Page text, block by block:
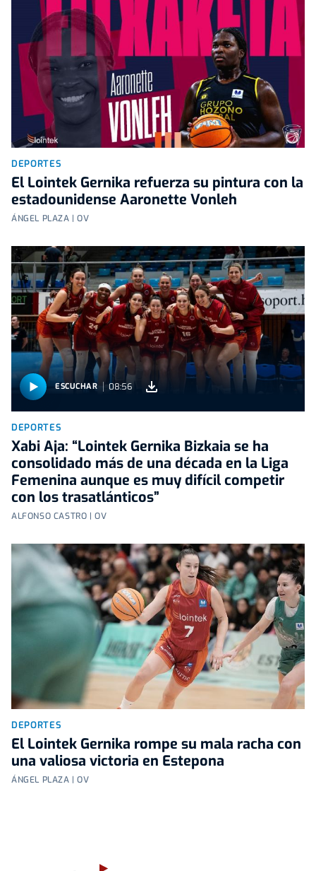
DEPORTES
El Lointek Gernika refuerza su pintura con la
estadounidense Aaronette Vonleh
ÁNGEL PLAZA | OV
ESCUCHAR 08:56
DEPORTES
Xabi Aja: “Lointek Gernika Bizkaia se ha
consolidado más de una década en la Liga
Femenina aunque es muy difícil competir
con los trasatlánticos”
ALFONSO CASTRO | OV
DEPORTES
El Lointek Gernika rompe su mala racha con
una valiosa victoria en Estepona
ÁNGEL PLAZA | OV